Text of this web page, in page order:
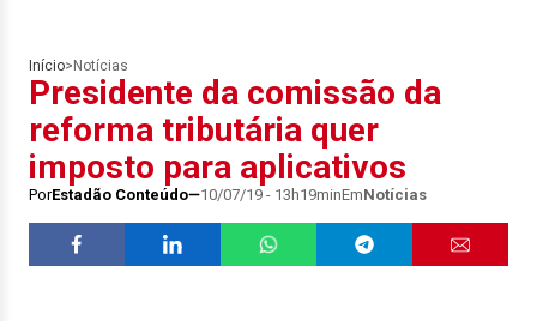
Início> Notícias
Presidente da comissão da
reforma tributária quer
imposto para aplicativos
PorEstadão Conteúdo 10/07/19 - 13h19minEmNotícias